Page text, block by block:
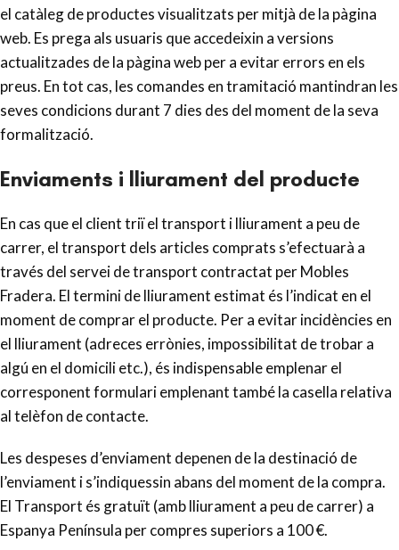
el catàleg de productes visualitzats per mitjà de la pàgina
web. Es prega als usuaris que accedeixin a versions
actualitzades de la pàgina web per a evitar errors en els
preus. En tot cas, les comandes en tramitació mantindran les
seves condicions durant 7 dies des del moment de la seva
formalització.
Enviaments i lliurament del producte
En cas que el client triï el transport i lliurament a peu de
carrer, el transport dels articles comprats s’efectuarà a
través del servei de transport contractat per Mobles
Fradera. El termini de lliurament estimat és l’indicat en el
moment de comprar el producte. Per a evitar incidències en
el lliurament (adreces errònies, impossibilitat de trobar a
algú en el domicili etc.), és indispensable emplenar el
corresponent formulari emplenant també la casella relativa
al telèfon de contacte.
Les despeses d’enviament depenen de la destinació de
l’enviament i s’indiquessin abans del moment de la compra.
El Transport és gratuït (amb lliurament a peu de carrer) a
Espanya Península per compres superiors a 100 €.